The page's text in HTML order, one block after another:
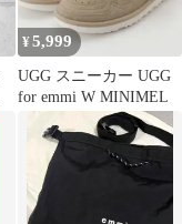
¥5,999
UGG スニーカー UGG
for emmi W MINIMEL